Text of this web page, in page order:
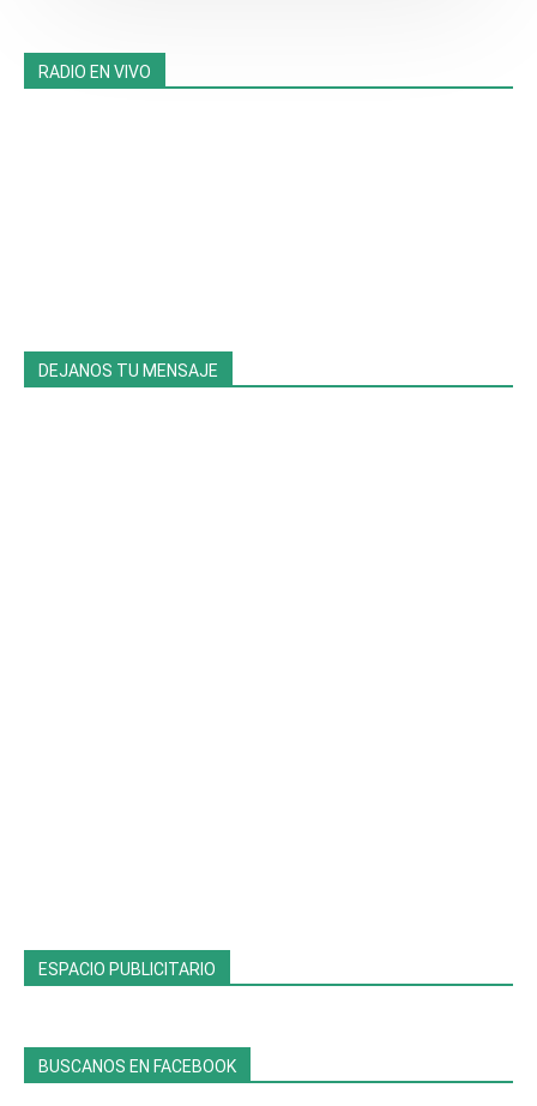
RADIO EN VIVO
DEJANOS TU MENSAJE
ESPACIO PUBLICITARIO
BUSCANOS EN FACEBOOK